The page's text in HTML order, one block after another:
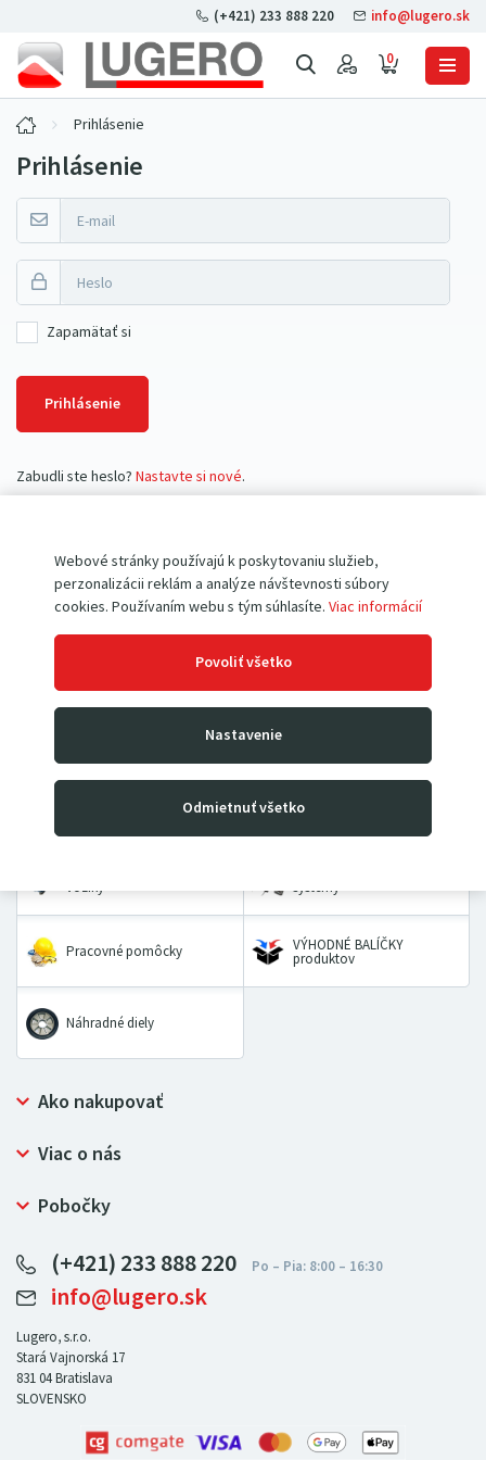
Webové stránky používajú k poskytovaniu služieb,
perzonalizácii reklám a analýze návštevnosti súbory
cookies. Používaním webu s tým súhlasíte. Viac informácií
Povoliť všetko
Nastavenie
Odmietnuť všetko
0
(+421) 233 888 220 info@lugero.sk
Prihlásenie
Prihlásenie
Zapamätať si
Prihlásenie
Zabudli ste heslo? Nastavte si nové.
Dielenské žeriavy a hevery Kladkostroje
vozíky systémy
Pracovné pomôcky VÝHODNÉ BALÍČKY
produktov
Náhradné diely
Ako nakupovať
Prečo nakupovať u LUGERO
Ochrana osobných údajov
Viac o nás
Bezpečný nákup
Certifikát NATUR-PACK
Pre predajcov
Pobočky
LUGERO Nemecko
LUGERO Česká republika
LUGERO Maďarsko
LUGERO Rakousko
(+421) 233 888 220
info@lugero.sk
Lugero, s.r.o.
Stará Vajnorská 17
831 04Bratislava
SLOVENSKO